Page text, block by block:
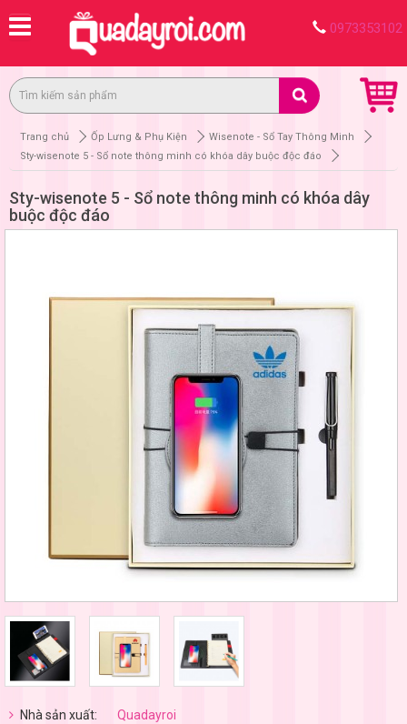
0973353102
Trang chủ Ốp Lưng & Phụ Kiện
Wisenote - Sổ Tay Thông Minh
Sty-wisenote 5 - Sổ note thông minh có khóa dây buộc độc đáo
Sty-wisenote 5 - Sổ note thông minh có khóa dây
buộc độc đáo
Nhà sản xuất:
Quadayroi